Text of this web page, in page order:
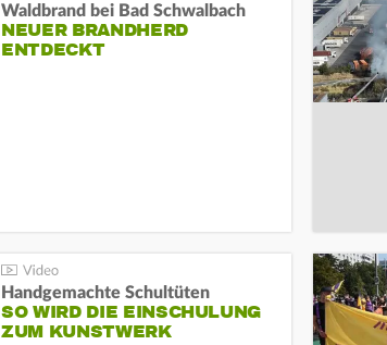
Waldbrand bei Bad Schwalbach
NEUER BRANDHERD
ENTDECKT
Handgemachte Schultüten
SO WIRD DIE EINSCHULUNG
ZUM KUNSTWERK